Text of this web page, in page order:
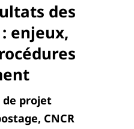
des
enjeux,
de projet
CNCR